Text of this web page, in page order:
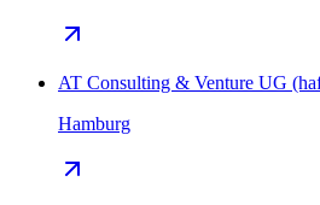
AT Consulting & Venture UG
Hamburg